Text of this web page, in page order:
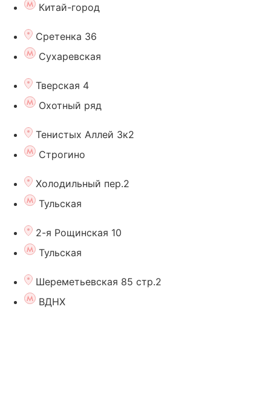
Китай-город
Сретенка 36
Сухаревская
Тверская 4
Охотный ряд
Тенистых Аллей 3к2
Строгино
Холодильный пер.2
Тульская
2-я Рощинская 10
Тульская
Шереметьевская 85 стр.2
ВДНХ